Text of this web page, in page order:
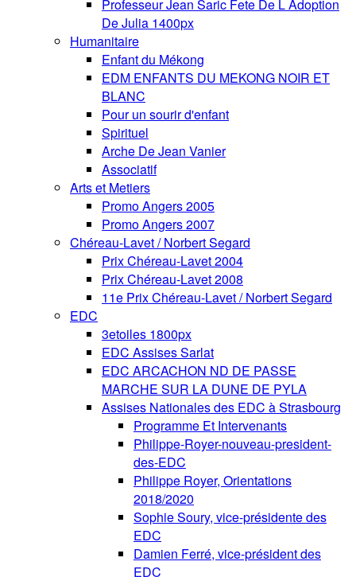
Professeur Jean Saric Fete De L Adoption
De Julia 1400px
Humanitaire
Enfant du Mékong
EDM ENFANTS DU MEKONG NOIR ET
BLANC
Pour un sourir d'enfant
Spirituel
Arche De Jean Vanier
Associatif
Arts et Metiers
Promo Angers 2005
Promo Angers 2007
Chéreau-Lavet / Norbert Segard
Prix Chéreau-Lavet 2004
Prix Chéreau-Lavet 2008
11e Prix Chéreau-Lavet / Norbert Segard
EDC
3etoiles 1800px
EDC Assises Sarlat
EDC ARCACHON ND DE PASSE
MARCHE SUR LA DUNE DE PYLA
Assises Nationales des EDC à Strasbourg
Programme Et Intervenants
Philippe-Royer-nouveau-president-
des-EDC
Philippe Royer, Orientations
2018/2020
Sophie Soury, vice-présidente des
EDC
Damien Ferré, vice-président des
EDC